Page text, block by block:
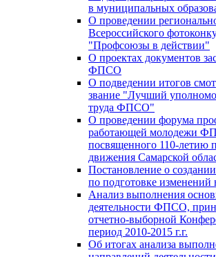
в муниципальных
О проведении
Всероссийского
"Профсоюзы в действии"
О проектах документов
ФПСО
О подведении итогов
звание "Лучший
труда ФПСО"
О проведении форума
работающей молодежи
посвященного 110-летию
движения Самарской
Постановление о
по подготовке
Анализ выполнения
деятельности ФПСО,
отчетно-выборной
период 2010-2015 г.г.
Об итогах анализа